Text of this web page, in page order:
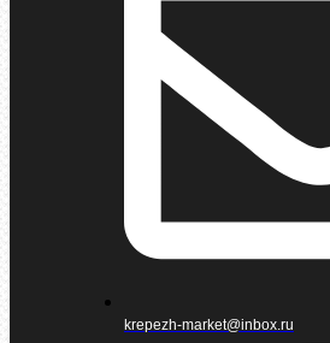
krepezh-market@inbox.ru